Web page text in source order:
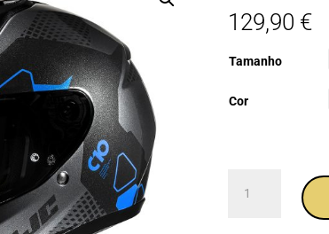
129,90 €
Tamanho
Cor